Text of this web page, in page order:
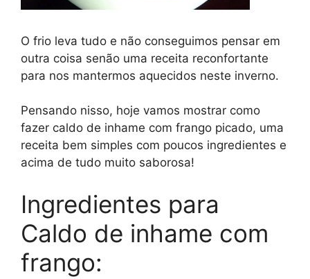
O frio leva tudo e não conseguimos pensar em
outra coisa senão uma receita reconfortante
para nos mantermos aquecidos neste inverno.
Pensando nisso, hoje vamos mostrar como
fazer caldo de inhame com frango picado, uma
receita bem simples com poucos ingredientes e
acima de tudo muito saborosa!
Ingredientes para
Caldo de inhame com
frango: